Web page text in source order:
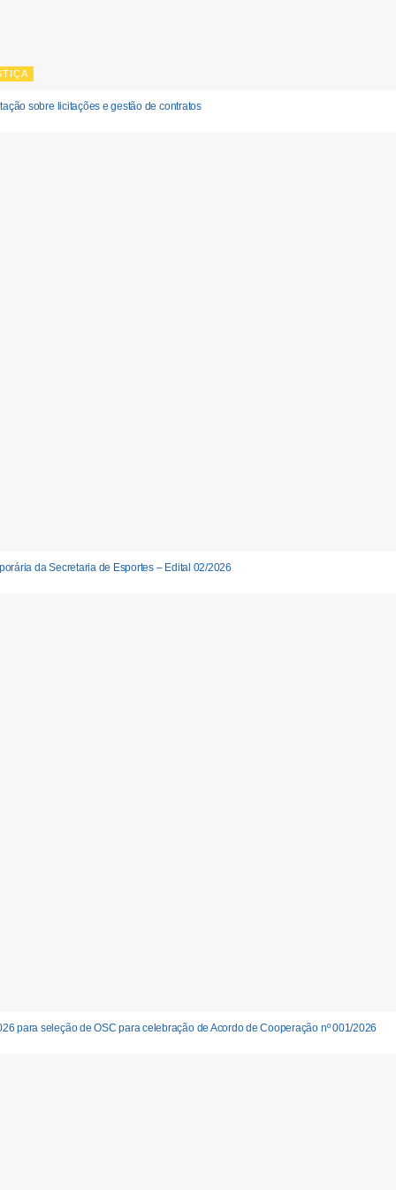
sobre licitações e gestão de contratos
da Secretaria de Esportes – Edital 02/2026
para seleção de OSC para celebração de Acordo de Cooperação nº 001/2026